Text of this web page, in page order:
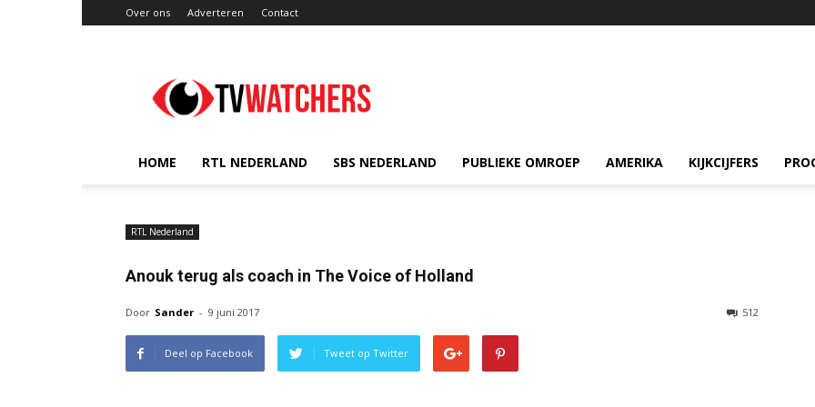
Over ons Adverteren Contact
HOME RTL NEDERLAND SBS NEDERLAND PUBLIEKE OMROEP AMERIKA KIJKCIJFERS
RTL Nederland
Anouk terug als coach in The Voice of Holland
Door Sander - 9 juni 2017 512
Deel op Facebook Tweet op Twitter